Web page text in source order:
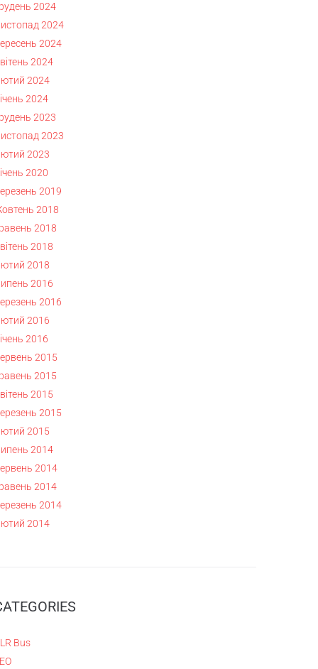
2024
2024
2024
2024
2024
2024
2023
2023
2023
2020
2019
2018
2018
2018
2018
2016
2016
2016
2016
2015
2015
2015
2015
2015
2014
2014
2014
2014
2014
Bus